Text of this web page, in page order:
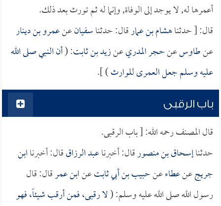
أعمرها له, لا يوجد إلى الوفاة, وإنما له ثم تورث بعد ذلك.
قال: [ حدثناهشام بن عمارقال: حدثناسفيانعنعمرو بن دينار
عنطاوسعنحجر المدريعنزيد بن ثابت: (أن النبي صلى الله
عليه وسلم جعل العمرى للوارث) ].
باب الرقبى
قال المصنف رحمه الله: [ باب الرقبى.
حدثناإسحاق بن منصورقال: أخبرناعبد الرزاققال: أخبرناابن
جريجعنعطاءعنحبيب بن أبي ثابتعنابن عمرقال: قال
رسول الله صلى الله عليه وسلم: (لا رقبى، فمن أرقب شيئاً، فهو